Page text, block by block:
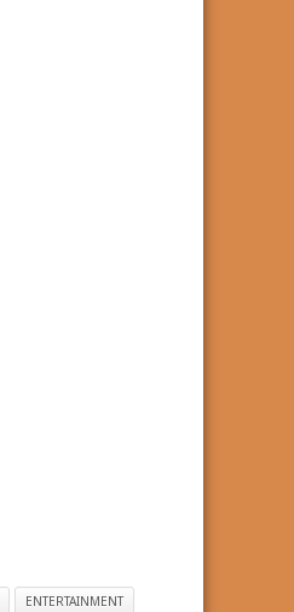
ENTERTAINMENT